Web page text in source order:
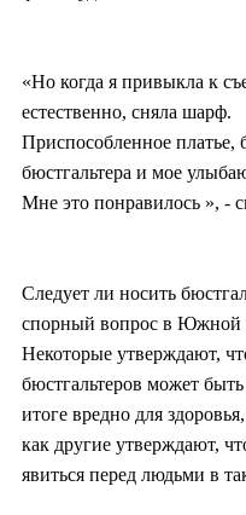
«Но когда я привыкла к
естественно, сняла шарф.
Приспособленное платье,
бюстгальтера и мое
Мне это понравилось », -
Следует ли носить
спорный вопрос в Южной
Некоторые утверждают,
бюстгальтеров может
итоге вредно для
как другие утверждают,
явиться перед людьми в